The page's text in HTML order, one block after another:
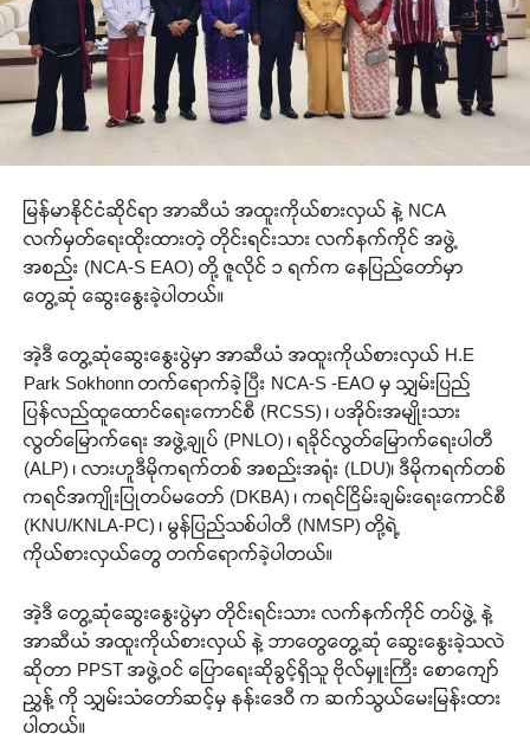
မြန်မာနိုင်ငံဆိုင်ရာ အာဆီယံ အထူးကိုယ်စားလှယ် နဲ့ NCA
လက်မှတ်ရေးထိုးထားတဲ့ တိုင်းရင်းသား လက်နက်ကိုင် အဖွဲ့
အစည်း (NCA-S EAO) တို့ ဇူလိုင် ၁ ရက်က နေပြည်တော်မှာ
တွေ့ဆုံ ဆွေးနွေးခဲ့ပါတယ်။
အဲ့ဒီ တွေ့ဆုံဆွေးနွေးပွဲမှာ အာဆီယံ အထူးကိုယ်စားလှယ် H.E
Park Sokhonn တက်ရောက်ခဲ့ပြီး NCA-S -EAO မှ သျှမ်းပြည်
ပြန်လည်ထူထောင်ရေးကောင်စီ (RCSS) ၊ ပအိုဝ်းအမျိုးသား
လွတ်မြောက်ရေး အဖွဲ့ချုပ် (PNLO) ၊ ရခိုင်လွတ်မြောက်ရေးပါတီ
(ALP) ၊ လားဟူဒီမိုကရက်တစ် အစည်းအရုံး (LDU)၊ ဒီမိုကရက်တစ်
ကရင်အကျိုးပြုတပ်မတော် (DKBA) ၊ ကရင်ငြိမ်းချမ်းရေးကောင်စီ
(KNU/KNLA-PC) ၊ မွန်ပြည်သစ်ပါတီ (NMSP) တို့ရဲ့
ကိုယ်စားလှယ်တွေ တက်ရောက်ခဲ့ပါတယ်။
အဲ့ဒီ တွေ့ဆုံဆွေးနွေးပွဲမှာ တိုင်းရင်းသား လက်နက်ကိုင် တပ်ဖွဲ့ နဲ့
အာဆီယံ အထူးကိုယ်စားလှယ် နဲ့ ဘာတွေတွေ့ဆုံ ဆွေးနွေးခဲ့သလဲ
ဆိုတာ PPST အဖွဲ့ဝင် ပြောရေးဆိုခွင့်ရှိသူ ဗိုလ်မှူးကြီး စောကျော်
ညွှန့် ကို သျှမ်းသံတော်ဆင့်မှ နန်းဒေဝီ က ဆက်သွယ်မေးမြန်းထား
ပါတယ်။